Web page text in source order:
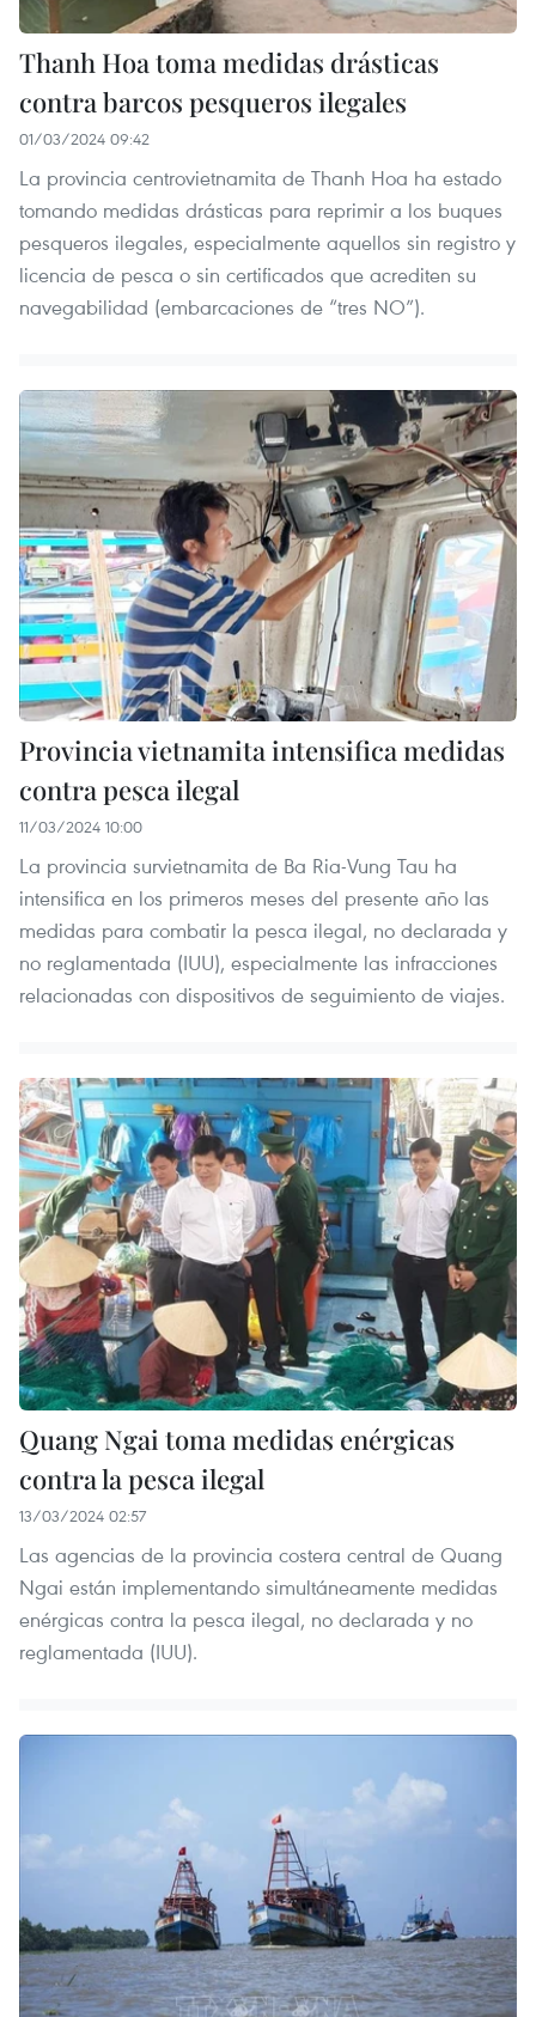
Thanh Hoa toma medidas drásticas
contra barcos pesqueros ilegales
01/03/2024 09:42
La provincia centrovietnamita de Thanh Hoa ha estado
tomando medidas drásticas para reprimir a los buques
pesqueros ilegales, especialmente aquellos sin registro y
licencia de pesca o sin certificados que acrediten su
navegabilidad (embarcaciones de “tres NO”).
Provincia vietnamita intensifica medidas
contra pesca ilegal
11/03/2024 10:00
La provincia survietnamita de Ba Ria-Vung Tau ha
intensifica en los primeros meses del presente año las
medidas para combatir la pesca ilegal, no declarada y
no reglamentada (IUU), especialmente las infracciones
relacionadas con dispositivos de seguimiento de viajes.
Quang Ngai toma medidas enérgicas
contra la pesca ilegal
13/03/2024 02:57
Las agencias de la provincia costera central de Quang
Ngai están implementando simultáneamente medidas
enérgicas contra la pesca ilegal, no declarada y no
reglamentada (IUU).